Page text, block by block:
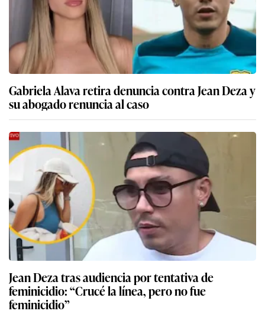
Gabriela Alava retira denuncia contra Jean Deza y
su abogado renuncia al caso
Jean Deza tras audiencia por tentativa de
feminicidio: “Crucé la línea, pero no fue
feminicidio”